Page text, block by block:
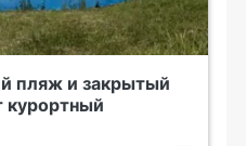
пляж и закрытый
курортный